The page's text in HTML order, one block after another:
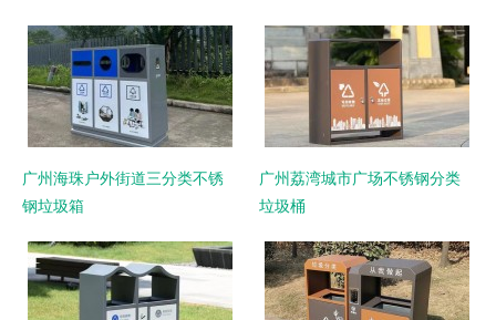
广州海珠户外街道三分类不锈
钢垃圾箱
广州荔湾城市广场不锈钢分类
垃圾桶